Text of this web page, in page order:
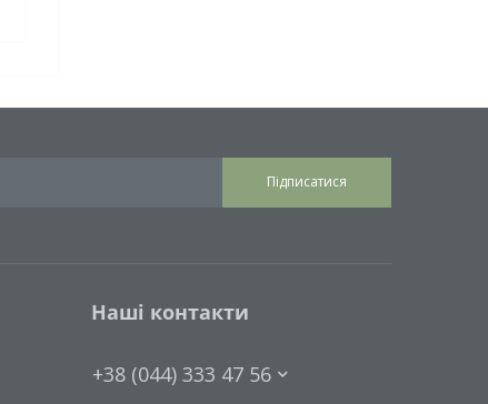
Підписатися
Наші контакти
+38 (044) 333 47 56